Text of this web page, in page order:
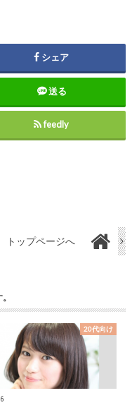
シェア
送る
feedly
トップページへ
20代向け